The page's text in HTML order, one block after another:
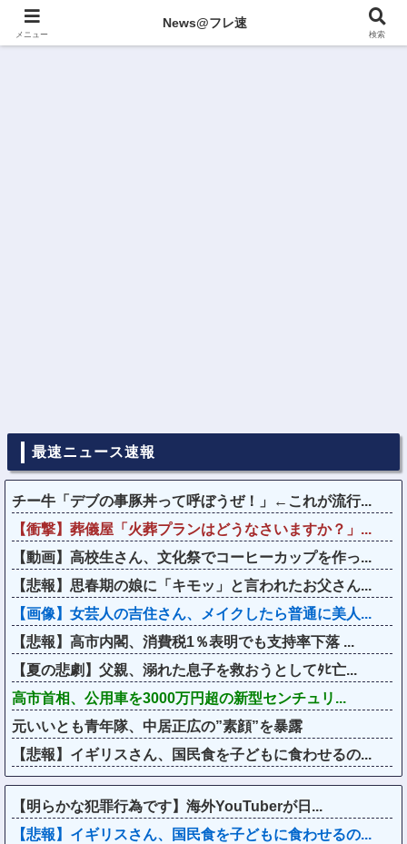
最速ニュース速報
チー牛「デブの事豚丼って呼ぼうぜ！」←これが流行...
【衝撃】葬儀屋「火葬プランはどうなさいますか？」...
【動画】高校生さん、文化祭でコーヒーカップを作っ...
【悲報】思春期の娘に「キモッ」と言われたお父さん...
【画像】女芸人の吉住さん、メイクしたら普通に美人...
【悲報】高市内閣、消費税1％表明でも支持率下落 ...
【夏の悲劇】父親、溺れた息子を救おうとしてﾀﾋ亡...
高市首相、公用車を3000万円超の新型センチュリ...
元いいとも青年隊、中居正広の”素顔”を暴露
【悲報】イギリスさん、国民食を子どもに食わせるの...
【明らかな犯罪行為です】海外YouTuberが日...
【悲報】イギリスさん、国民食を子どもに食わせるの...
メニュー
News@フレ速
検索